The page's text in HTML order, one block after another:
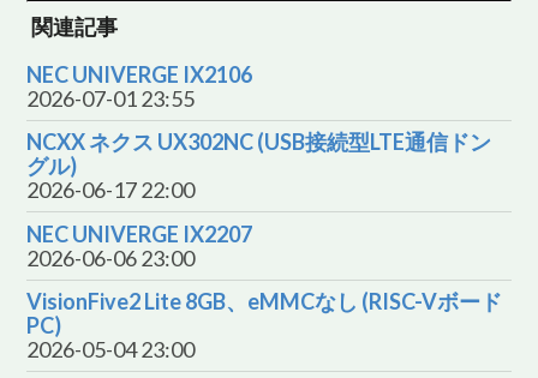
関連記事
NEC UNIVERGE IX2106
2026-07-01 23:55
NCXX ネクス UX302NC (USB接続型LTE通信ドン
グル)
2026-06-17 22:00
NEC UNIVERGE IX2207
2026-06-06 23:00
VisionFive2 Lite 8GB、eMMCなし (RISC-Vボード
PC)
2026-05-04 23:00